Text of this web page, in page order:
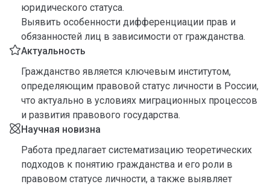
юридического статуса.
Выявить особенности дифференциации прав и
обязанностей лиц в зависимости от гражданства.
Актуальность
Гражданство является ключевым институтом,
определяющим правовой статус личности в России,
что актуально в условиях миграционных процессов
и развития правового государства.
Научная новизна
Работа предлагает систематизацию теоретических
подходов к понятию гражданства и его роли в
правовом статусе личности, а также выявляет